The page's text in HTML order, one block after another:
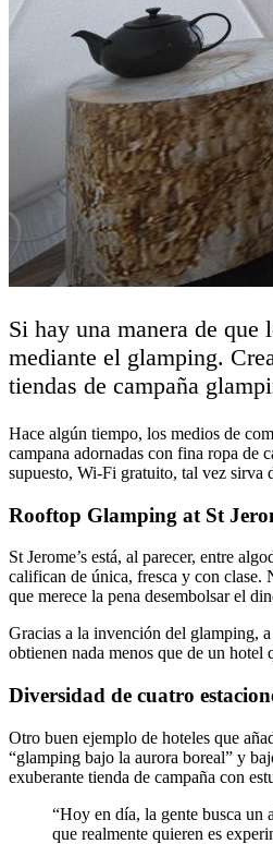
Si hay una manera de
mediante el glamping.
tiendas de campaña
Hace algún tiempo, los medios de
campana adornadas con fina ropa de
supuesto, Wi-Fi gratuito, tal vez sirva
Rooftop Glamping at St
St Jerome’s está, al parecer, entre
califican de única, fresca y con clase.
que merece la pena desembolsar el
Gracias a la invención del glamping,
obtienen nada menos que de un hotel
Diversidad de cuatro
Otro buen ejemplo de hoteles que
“glamping bajo la aurora boreal” y
exuberante tienda de campaña con
“Hoy en día, la gente busca un
que realmente quieren es